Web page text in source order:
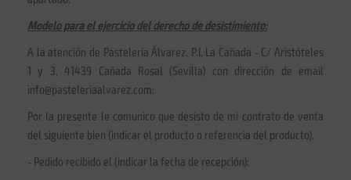
Modelo para el ejercicio del derecho de desistimiento:
A la atención de Pastelería Álvarez, P.I. La Cañada - C/ Aristóteles
1 y 3, 41439 Cañada Rosal (Sevilla) con dirección de email
info@pasteleriaalvarez.com:
Por la presente le comunico que desisto de mi contrato de venta
del siguiente bien (indicar el producto o referencia del producto).
- Pedido recibido el (indicar la fecha de recepción):